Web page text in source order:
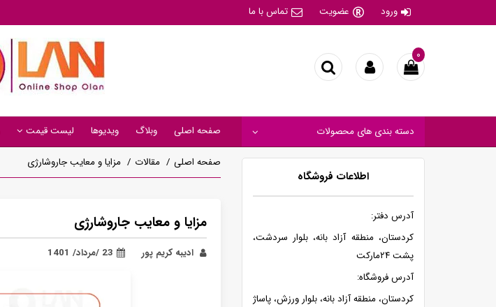
ورود عضویت تماس با ما
۰
صفحه اصلی وبلاگ ویدیوها لیست قیمت دسته بندی های محصولات
صفحه اصلی مقالات مزایا و معایب جاروشارژی
مزایا و معایب جاروشارژی
ادیبه کریم پور 23 /مرداد/ 1401
اطلاعات فروشگاه
آدرس دفتر:
کردستان، منطقه آزاد بانه، بلوار سردشت،
پشت ۲۴مارکت
آدرس فروشگاه:
کردستان، منطقه آزاد بانه، بلوار ورزش، پاساژ